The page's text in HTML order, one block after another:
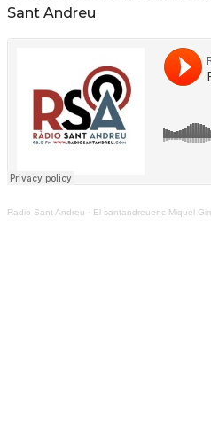
Sant Andreu
Radio Sant Andreu · El santandreuenc Miquel Gimenez